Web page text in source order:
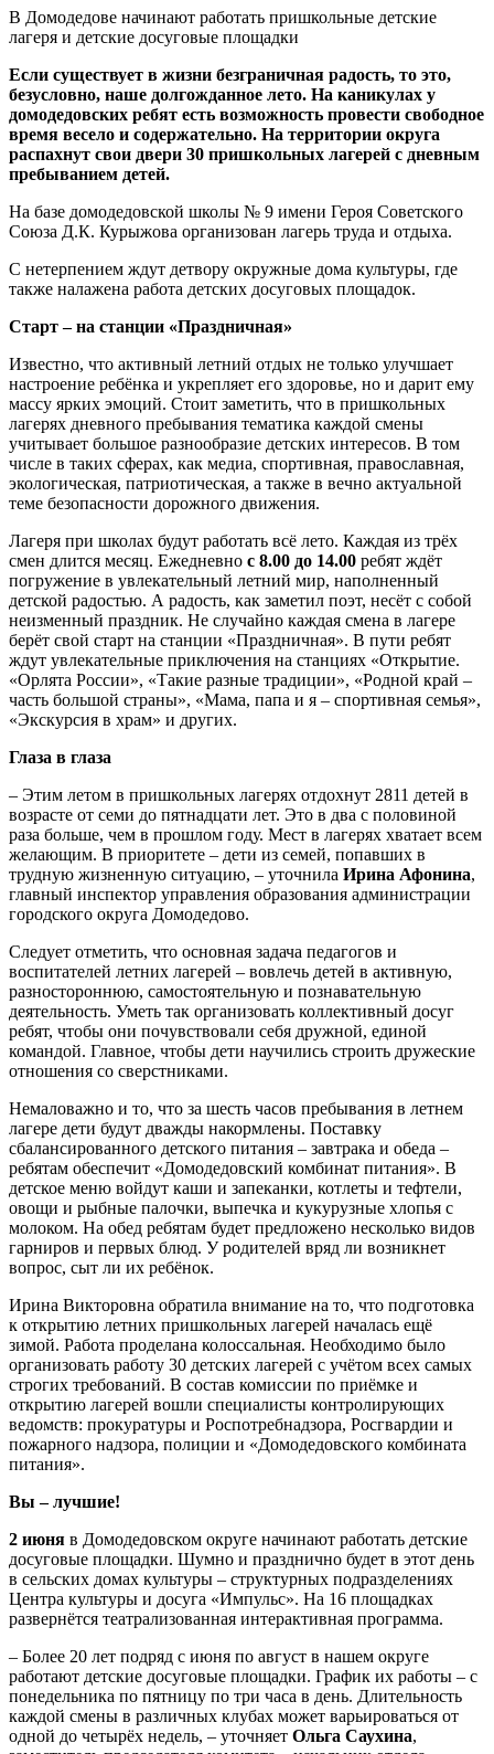
В Домодедове начинают работать пришкольные детские
лагеря и детские досуговые площадки
Если существует в жизни безграничная радость, то это,
безусловно, наше долгожданное лето. На каникулах у
домодедовских ребят есть возможность провести свободное
время весело и содержательно. На территории округа
распахнут свои двери 30 пришкольных лагерей с дневным
пребыванием детей.
На базе домодедовской школы № 9 имени Героя Советского
Союза Д.К. Курыжова организован лагерь труда и отдыха.
С нетерпением ждут детвору окружные дома культуры, где
также налажена работа детских досуговых площадок.
Старт – на станции «Праздничная»
Известно, что активный летний отдых не только улучшает
настроение ребёнка и укрепляет его здоровье, но и дарит ему
массу ярких эмоций. Стоит заметить, что в пришкольных
лагерях дневного пребывания тематика каждой смены
учитывает большое разнообразие детских интересов. В том
числе в таких сферах, как медиа, спортивная, православная,
экологическая, патриотическая, а также в вечно актуальной
теме безопасности дорожного движения.
Лагеря при школах будут работать всё лето. Каждая из трёх
смен длится месяц. Ежедневно с 8.00 до 14.00 ребят ждёт
погружение в увлекательный летний мир, наполненный
детской радостью. А радость, как заметил поэт, несёт с собой
неизменный праздник. Не случайно каждая смена в лагере
берёт свой старт на станции «Праздничная». В пути ребят
ждут увлекательные приключения на станциях «Открытие.
«Орлята России», «Такие разные традиции», «Родной край –
часть большой страны», «Мама, папа и я – спортивная семья»,
«Экскурсия в храм» и других.
Глаза в глаза
– Этим летом в пришкольных лагерях отдохнут 2811 детей в
возрасте от семи до пятнадцати лет. Это в два с половиной
раза больше, чем в прошлом году. Мест в лагерях хватает всем
желающим. В приоритете – дети из семей, попавших в
трудную жизненную ситуацию, – уточнила Ирина Афонина,
главный инспектор управления образования администрации
городского округа Домодедово.
Следует отметить, что основная задача педагогов и
воспитателей летних лагерей – вовлечь детей в активную,
разностороннюю, самостоятельную и познавательную
деятельность. Уметь так организовать коллективный досуг
ребят, чтобы они почувствовали себя дружной, единой
командой. Главное, чтобы дети научились строить дружеские
отношения со сверстниками.
Немаловажно и то, что за шесть часов пребывания в летнем
лагере дети будут дважды накормлены. Поставку
сбалансированного детского питания – завтрака и обеда –
ребятам обеспечит «Домодедовский комбинат питания». В
детское меню войдут каши и запеканки, котлеты и тефтели,
овощи и рыбные палочки, выпечка и кукурузные хлопья с
молоком. На обед ребятам будет предложено несколько видов
гарниров и первых блюд. У родителей вряд ли возникнет
вопрос, сыт ли их ребёнок.
Ирина Викторовна обратила внимание на то, что подготовка
к открытию летних пришкольных лагерей началась ещё
зимой. Работа проделана колоссальная. Необходимо было
организовать работу 30 детских лагерей с учётом всех самых
строгих требований. В состав комиссии по приёмке и
открытию лагерей вошли специалисты контролирующих
ведомств: прокуратуры и Роспотребнадзора, Росгвардии и
пожарного надзора, полиции и «Домодедовского комбината
питания».
Вы – лучшие!
2 июня в Домодедовском округе начинают работать детские
досуговые площадки. Шумно и празднично будет в этот день
в сельских домах культуры – структурных подразделениях
Центра культуры и досуга «Импульс». На 16 площадках
развернётся театрализованная интерактивная программа.
– Более 20 лет подряд с июня по август в нашем округе
работают детские досуговые площадки. График их работы – с
понедельника по пятницу по три часа в день. Длительность
каждой смены в различных клубах может варьироваться от
одной до четырёх недель, – уточняет Ольга Саухина,